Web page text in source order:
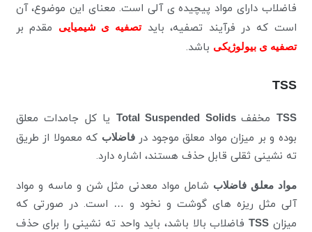
فاضلاب دارای مواد پیچیده ی آلی است. معنای این موضوع، آن
است که در فرآیند تصفیه، بایدتصفیه ی شیمیایی مقدم بر
تصفیه ی بیولوژیکی باشد.
TSS
TSS مخفف Total Suspended Solids
یا کل جامدات معلق
بوده و بر میزان مواد معلق موجود درفاضلاب که معمولا از طریق
ته نشینی ثقلی قابل حذف هستند، اشاره دارد.
مواد معلق فاضلاب شامل مواد معدنی مثل شن و ماسه و مواد
آلی مثل ریزه های گوشت و نخود و … است. در صورتی که
میزانTSS فاضلاب بالا باشد، باید واحد ته نشینی را برای حذف